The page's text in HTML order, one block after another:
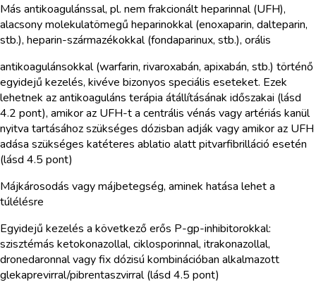
Más antikoagulánssal, pl. nem frakcionált heparinnal (UFH),
alacsony molekulatömegű heparinokkal (enoxaparin, dalteparin,
stb.), heparin-származékokkal (fondaparinux, stb.), orális
antikoagulánsokkal (warfarin, rivaroxabán, apixabán, stb.) történő
egyidejű kezelés, kivéve bizonyos speciális eseteket. Ezek
lehetnek az antikoaguláns terápia átállításának időszakai (lásd
4.2 pont), amikor az UFH-t a centrális vénás vagy artériás kanül
nyitva tartásához szükséges dózisban adják vagy amikor az UFH
adása szükséges katéteres ablatio alatt pitvarfibrilláció esetén
(lásd 4.5 pont)
Májkárosodás vagy májbetegség, aminek hatása lehet a
túlélésre
Egyidejű kezelés a következő erős P-gp-inhibitorokkal:
szisztémás ketokonazollal, ciklosporinnal, itrakonazollal,
dronedaronnal vagy fix dózisú kombinációban alkalmazott
glekaprevirral/pibrentaszvirral (lásd 4.5 pont)